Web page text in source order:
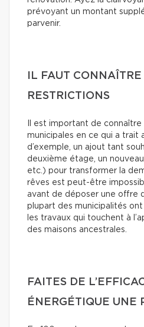
prévoyant un montant
parvenir.
IL FAUT CONNAÎTRE
RESTRICTIONS
Il est important de
municipales en ce qui a trait
d’exemple, un ajout tant
deuxième étage, un
etc.) pour transformer la
rêves est peut-être
avant de déposer une offre
plupart des municipalités
les travaux qui touchent à
des maisons ancestrales.
FAITES DE
ÉNERGÉTIQUE UNE